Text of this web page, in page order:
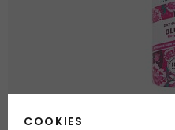
COOKIES